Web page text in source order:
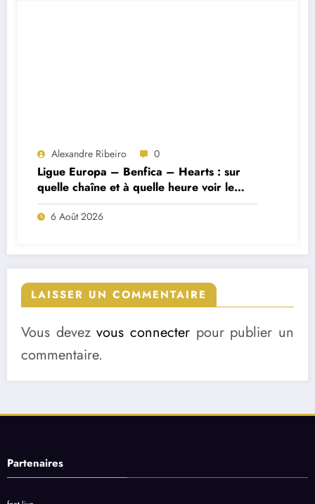
Alexandre Ribeiro 0
Ligue Europa – Benfica – Hearts : sur
quelle chaîne et à quelle heure voir le
match ?
6 Août 2026
LAISSER UN COMMENTAIRE
Vous devezvous connecter pour publier un
commentaire.
Partenaires